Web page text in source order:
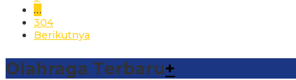
…
304
Berikutnya
Olahraga Terbaru+